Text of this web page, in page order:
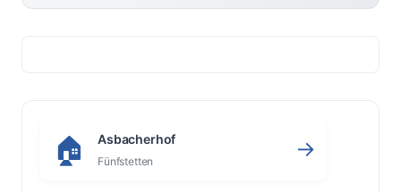
🏠 Asbacherhof
Fünfstetten →